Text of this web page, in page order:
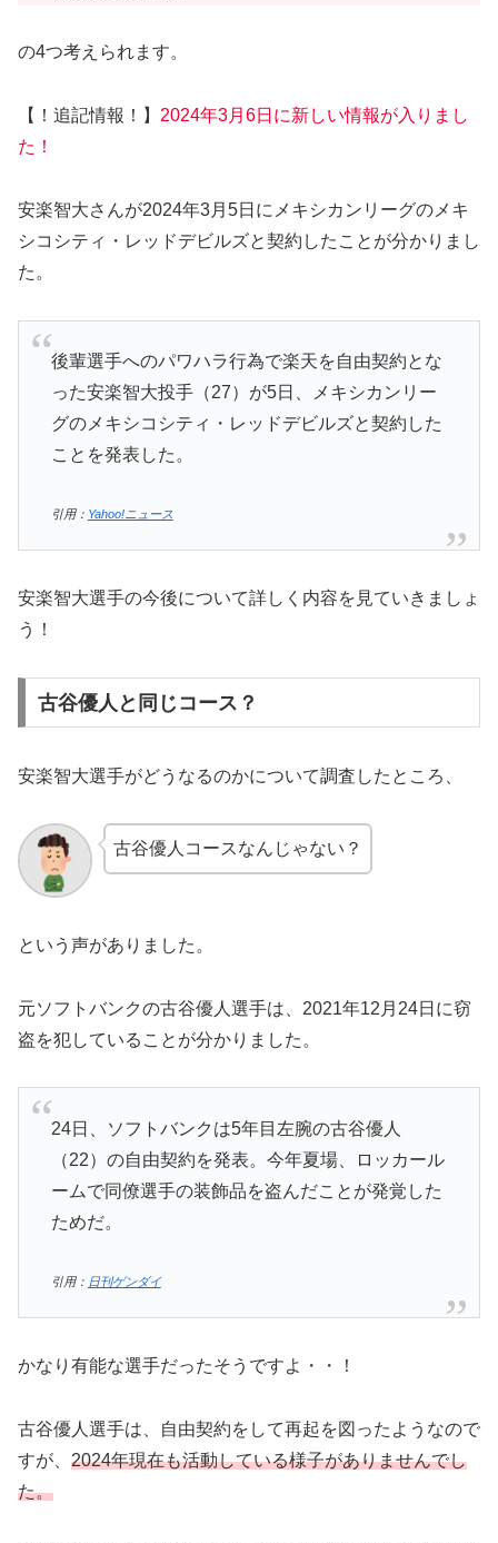
の4つ考えられます。
【！追記情報！】 2024年3月6日に新しい情報が入りまし
た！
安楽智大さんが2024年3月5日にメキシカンリーグのメキ
シコシティ・レッドデビルズと契約したことが分かりまし
た。
後輩選手へのパワハラ行為で楽天を自由契約とな
った安楽智大投手（27）が5日、メキシカンリー
グのメキシコシティ・レッドデビルズと契約した
ことを発表した。
引用： Yahoo!ニュース
安楽智大選手の今後について詳しく内容を見ていきましょ
う！
古谷優人と同じコース？
安楽智大選手がどうなるのかについて調査したところ、
古谷優人コースなんじゃない？
という声がありました。
元ソフトバンクの古谷優人選手は、2021年12月24日に窃
盗を犯していることが分かりました。
24日、ソフトバンクは5年目左腕の古谷優人
（22）の自由契約を発表。今年夏場、ロッカール
ームで同僚選手の装飾品を盗んだことが発覚した
ためだ。
引用： 日刊ゲンダイ
かなり有能な選手だったそうですよ・・！
古谷優人選手は、自由契約をして再起を図ったようなので
すが、 2024年現在も活動している様子がありませんでし
た。